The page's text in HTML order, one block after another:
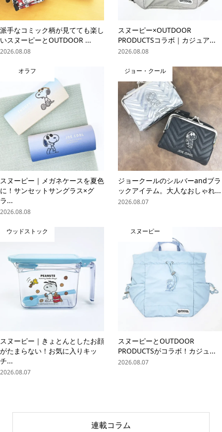
派手なコミック柄が見てても楽し
いスヌーピーとOUTDOOR ...
2026.08.08
スヌーピー×OUTDOOR
PRODUCTSコラボ｜カジュア...
2026.08.08
オラフ
スヌーピー｜メガネケースを夏色
に！サンセットサングラス×グ
ラ...
2026.08.08
ジョー・クール
ジョークールのシルバーandブラ
ックアイテム。大人なおしゃれ...
2026.08.07
ウッドストック
スヌーピー｜きょとんとしたお顔
がたまらない！お気に入りキッ
チ...
2026.08.07
スヌーピー
スヌーピーとOUTDOOR
PRODUCTSがコラボ！カジュ...
2026.08.07
連載コラム
company info contact us